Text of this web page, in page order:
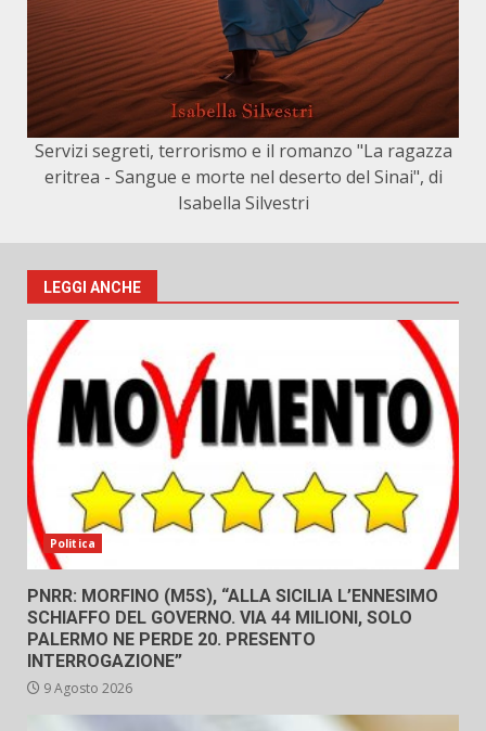
Servizi segreti, terrorismo e il romanzo "La ragazza
eritrea - Sangue e morte nel deserto del Sinai", di
Isabella Silvestri
LEGGI ANCHE
Politica
PNRR: MORFINO (M5S), “ALLA SICILIA L’ENNESIMO
SCHIAFFO DEL GOVERNO. VIA 44 MILIONI, SOLO
PALERMO NE PERDE 20. PRESENTO
INTERROGAZIONE”
9 Agosto 2026